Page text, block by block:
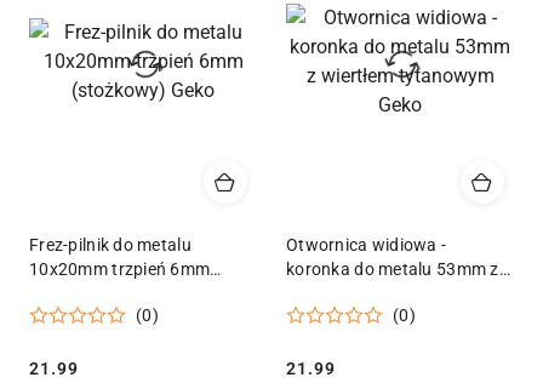
Frez-pilnik do metalu
10x20mm trzpień 6mm
(0)
Cena:
21.99
Otwornica widiowa -
koronka do metalu 53mm z
(0)
Cena:
21.99